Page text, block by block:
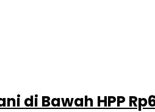
di Bawah HPP